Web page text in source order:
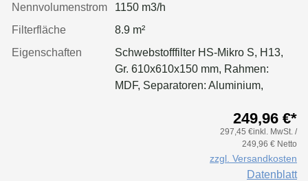
Nennvolumenstrom
1150 m3/h
Filterfläche
8.9 m²
Eigenschaften
Schwebstofffilter HS-Mikro S, H13,
Gr. 610x610x150 mm, Rahmen:
MDF, Separatoren: Aluminium,
249,96 €*
297,45 €inkl. MwSt. /
249,96 € Netto
zzgl. Versandkosten
Datenblatt